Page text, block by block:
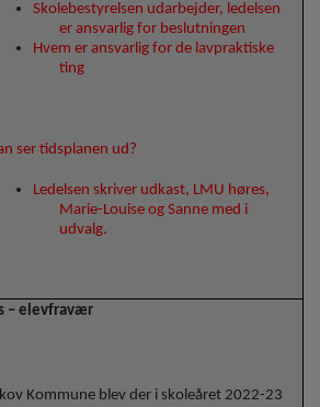
Skolebestyrelsen udarbejder, ledelsen
er ansvarlig for beslutningen
Hvem er ansvarlig for de lavpraktiske
ting
ser tidsplanen ud?
Ledelsen skriver udkast, LMU høres,
Marie-Louise og Sanne med i
udvalg.
– elevfravær
Kommune blev der i skoleåret 2022-23